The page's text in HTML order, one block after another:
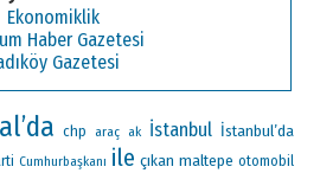
Ekonomiklik
Haber Gazetesi
Gazetesi
chp araç ak İstanbul İstanbul’da
Cumhurbaşkanı ile çıkan maltepe otomobil